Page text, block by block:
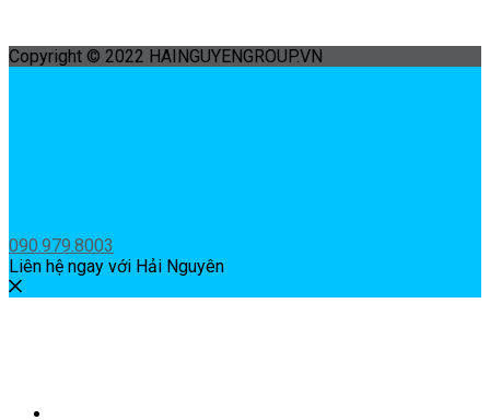
Copyright © 2022 HAINGUYENGROUP.VN
090.979.8003
Liên hệ ngay với Hải Nguyên